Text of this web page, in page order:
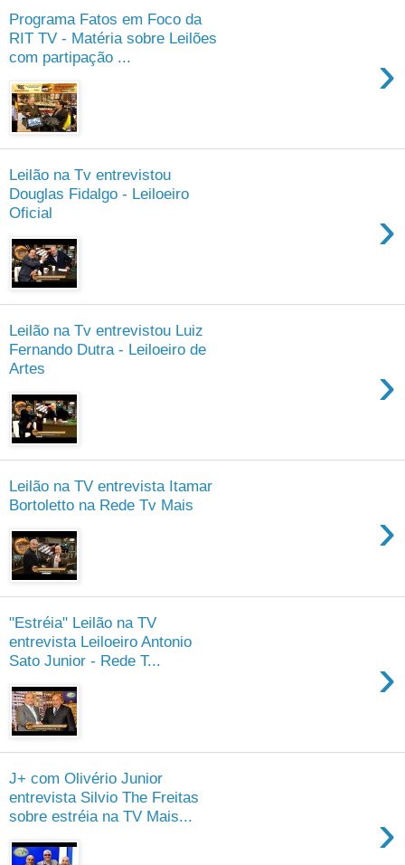
Programa Fatos em Foco da
RIT TV - Matéria sobre Leilões
com partipação ...
›
Leilão na Tv entrevistou
Douglas Fidalgo - Leiloeiro
Oficial
›
Leilão na Tv entrevistou Luiz
Fernando Dutra - Leiloeiro de
Artes
›
Leilão na TV entrevista Itamar
Bortoletto na Rede Tv Mais
›
"Estréia" Leilão na TV
entrevista Leiloeiro Antonio
Sato Junior - Rede T...
›
J+ com Olivério Junior
entrevista Silvio The Freitas
sobre estréia na TV Mais...
›